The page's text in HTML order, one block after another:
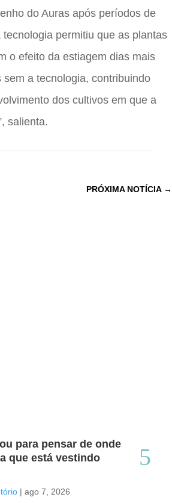
do Auras após períodos de
tecnologia permitiu que as plantas
o efeito da estiagem dias mais
a tecnologia, contribuindo
dos cultivos em que a
salienta.
PRÓXIMA NOTÍCIA→
para pensar de onde
que está vestindo
| ago 7, 2026